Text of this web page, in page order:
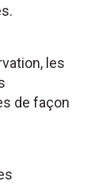
les
de façon